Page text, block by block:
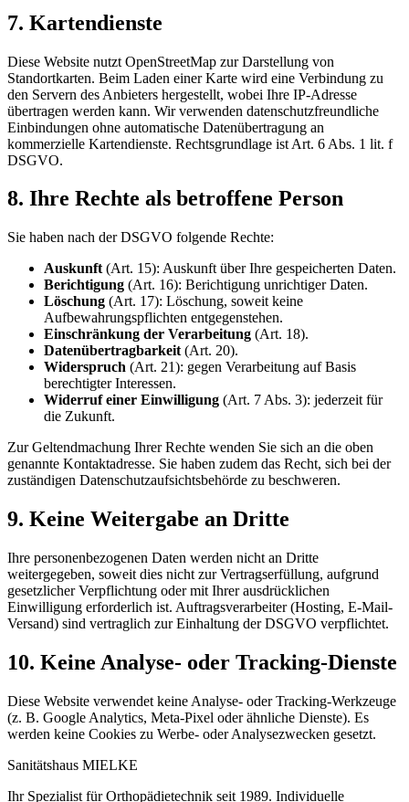
7. Kartendienste
Diese Website nutzt OpenStreetMap zur Darstellung von
Standortkarten. Beim Laden einer Karte wird eine Verbindung zu
den Servern des Anbieters hergestellt, wobei Ihre IP-Adresse
übertragen werden kann. Wir verwenden datenschutzfreundliche
Einbindungen ohne automatische Datenübertragung an
kommerzielle Kartendienste. Rechtsgrundlage ist Art. 6 Abs. 1 lit. f
DSGVO.
8. Ihre Rechte als betroffene Person
Sie haben nach der DSGVO folgende Rechte:
Auskunft (Art. 15): Auskunft über Ihre gespeicherten Daten.
Berichtigung (Art. 16): Berichtigung unrichtiger Daten.
Löschung (Art. 17): Löschung, soweit keine
Aufbewahrungspflichten entgegenstehen.
Einschränkung der Verarbeitung (Art. 18).
Datenübertragbarkeit (Art. 20).
Widerspruch (Art. 21): gegen Verarbeitung auf Basis
berechtigter Interessen.
Widerruf einer Einwilligung (Art. 7 Abs. 3): jederzeit für
die Zukunft.
Zur Geltendmachung Ihrer Rechte wenden Sie sich an die oben
genannte Kontaktadresse. Sie haben zudem das Recht, sich bei der
zuständigen Datenschutzaufsichtsbehörde zu beschweren.
9. Keine Weitergabe an Dritte
Ihre personenbezogenen Daten werden nicht an Dritte
weitergegeben, soweit dies nicht zur Vertragserfüllung, aufgrund
gesetzlicher Verpflichtung oder mit Ihrer ausdrücklichen
Einwilligung erforderlich ist. Auftragsverarbeiter (Hosting, E-Mail-
Versand) sind vertraglich zur Einhaltung der DSGVO verpflichtet.
10. Keine Analyse- oder Tracking-Dienste
Diese Website verwendet keine Analyse- oder Tracking-Werkzeuge
(z. B. Google Analytics, Meta-Pixel oder ähnliche Dienste). Es
werden keine Cookies zu Werbe- oder Analysezwecken gesetzt.
Sanitätshaus MIELKE
Ihr Spezialist für Orthopädietechnik seit 1989. Individuelle